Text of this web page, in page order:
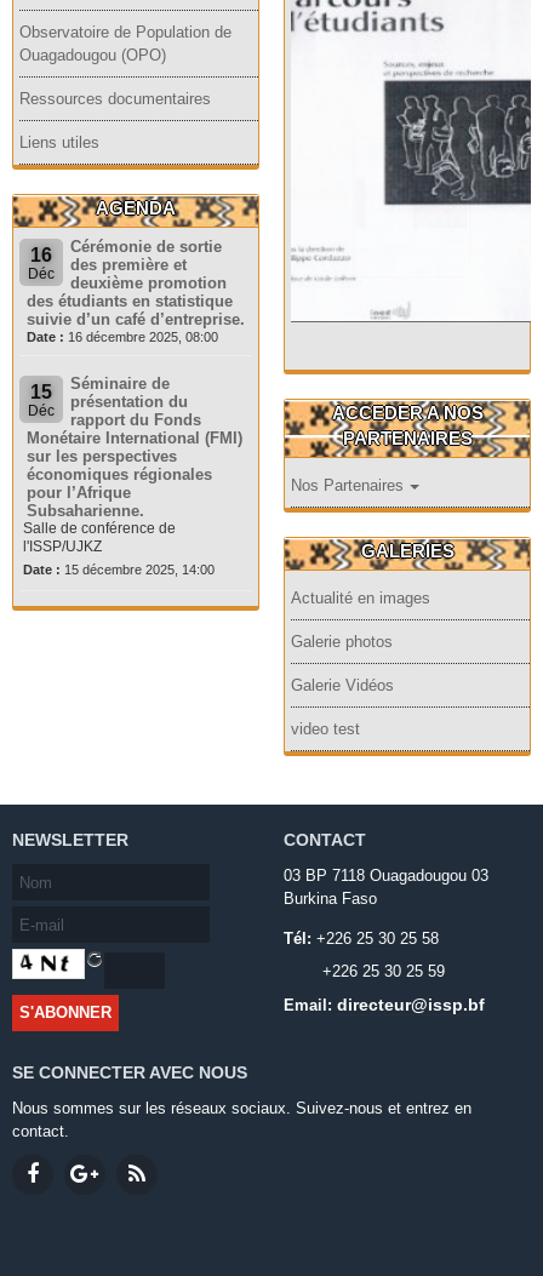
Observatoire de Population de
Ouagadougou (OPO)
Ressources documentaires
Liens utiles
AGENDA
16
Déc
Cérémonie de sortie
des première et
deuxième promotion
des étudiants en statistique
suivie d’un café d’entreprise.
Date : 16 décembre 2025, 08:00
15
Déc
Séminaire de
présentation du
rapport du Fonds
Monétaire International (FMI)
sur les perspectives
économiques régionales
pour l’Afrique
Subsaharienne.
Salle de conférence de
l'ISSP/UJKZ
Date : 15 décembre 2025, 14:00
ACCEDER A NOS
PARTENAIRES
Nos Partenaires
GALERIES
Actualité en images
Galerie photos
Galerie Vidéos
video test
NEWSLETTER CONTACT
03 BP 7118 Ouagadougou 03
Burkina Faso
Tél: +226 25 30 25 58
+226 25 30 25 59
Email: directeur@issp.bf
SE CONNECTER AVEC NOUS
Nous sommes sur les réseaux sociaux. Suivez-nous et entrez en
contact.